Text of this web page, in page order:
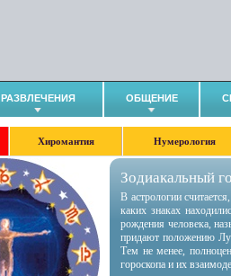
РАЗВЛЕЧЕНИЯ ОБЩЕНИЕ
Хиромантия Нумерология
Зодиакальный
В астрологии
каких знаках
рождения человека,
придают положению
Тем не менее,
гороскопа и их